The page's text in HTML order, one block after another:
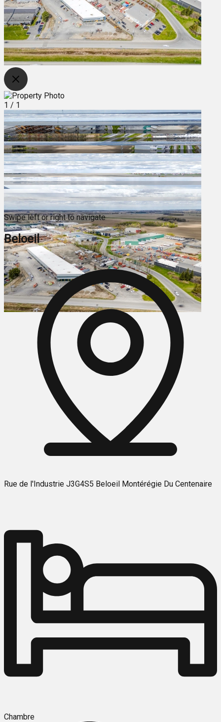
1 / 1
Swipe left or right to navigate
Beloeil
Rue de l'Industrie J3G4S5 Beloeil Montérégie Du Centenaire
Chambre